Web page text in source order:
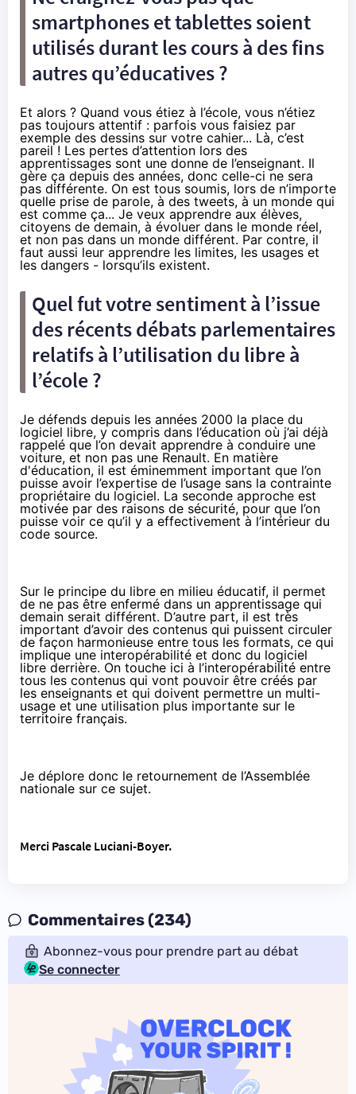
smartphones et tablettes soient
utilisés durant les cours à des fins
autres qu’éducatives ?
Et alors ? Quand vous étiez à l’école, vous n’étiez
pas toujours attentif : parfois vous faisiez par
exemple des dessins sur votre cahier... Là, c’est
pareil ! Les pertes d’attention lors des
apprentissages sont une donne de l’enseignant. Il
gère ça depuis des années, donc celle-ci ne sera
pas différente. On est tous soumis, lors de n’importe
quelle prise de parole, à des tweets, à un monde qui
est comme ça... Je veux apprendre aux élèves,
citoyens de demain, à évoluer dans le monde réel,
et non pas dans un monde différent. Par contre, il
faut aussi leur apprendre les limites, les usages et
les dangers - lorsqu’ils existent.
Quel fut votre sentiment à l’issue
des récents débats parlementaires
relatifs à l’utilisation du libre à
l’école ?
Je défends depuis les années 2000 la place du
logiciel libre, y compris dans l’éducation où j’ai déjà
rappelé que l’on devait apprendre à conduire une
voiture, et non pas une Renault. En matière
d'éducation, il est éminemment important que l’on
puisse avoir l’expertise de l’usage sans la contrainte
propriétaire du logiciel. La seconde approche est
motivée par des raisons de sécurité, pour que l’on
puisse voir ce qu’il y a effectivement à l’intérieur du
code source.
Sur le principe du libre en milieu éducatif, il permet
de ne pas être enfermé dans un apprentissage qui
demain serait différent. D’autre part, il est très
important d’avoir des contenus qui puissent circuler
de façon harmonieuse entre tous les formats, ce qui
implique une interopérabilité et donc du logiciel
libre derrière. On touche ici à l’interopérabilité entre
tous les contenus qui vont pouvoir être créés par
les enseignants et qui doivent permettre un multi-
usage et une utilisation plus importante sur le
territoire français.
Je déplore donc le retournement de l’Assemblée
nationale sur ce sujet.
Merci Pascale Luciani-Boyer.
Commentaires (234)
Abonnez-vous pour prendre part au débat
Se connecter